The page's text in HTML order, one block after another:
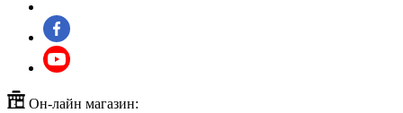
Он-лайн магазин: